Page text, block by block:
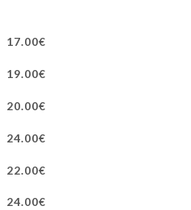
17.00€
19.00€
20.00€
24.00€
22.00€
24.00€